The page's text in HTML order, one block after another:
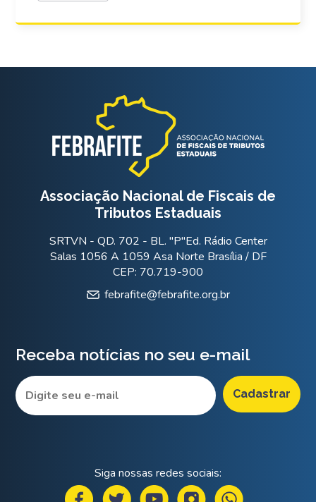
Associação Nacional de Fiscais de
Tributos Estaduais
SRTVN - QD. 702 - BL. "P"Ed. Rádio Center
Salas 1056 A 1059 Asa Norte Brasília / DF
CEP: 70.719-900
febrafite@febrafite.org.br
Receba notícias no seu e-mail
Siga nossas redes sociais: